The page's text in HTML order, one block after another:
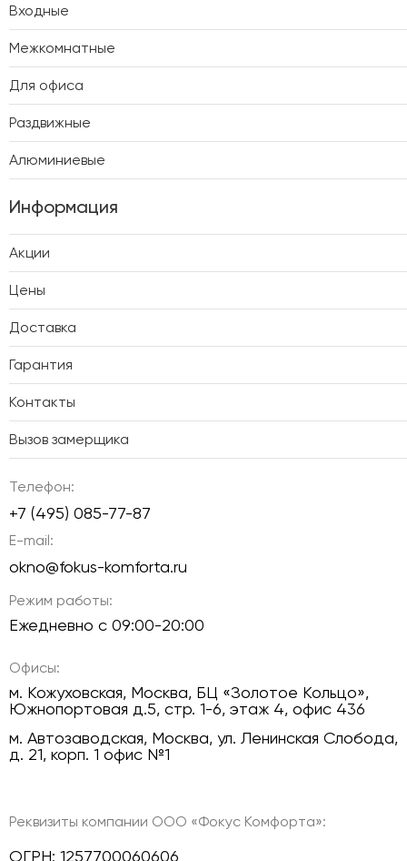
Входные
Межкомнатные
Для офиса
Раздвижные
Алюминиевые
Информация
Акции
Цены
Доставка
Гарантия
Контакты
Вызов замерщика
Телефон:
+7 (495) 085-77-87
E-mail:
okno@fokus-komforta.ru
Режим работы:
Ежедневно с 09:00-20:00
Офисы:
м. Кожуховская, Москва, БЦ «Золотое Кольцо»,
Южнопортовая д.5, стр. 1-6, этаж 4, офис 436
м. Автозаводская, Москва, ул. Ленинская Слобода,
д. 21, корп. 1 офис №1
Реквизиты компании ООО «Фокус Комфорта»:
ОГРН: 1257700060606